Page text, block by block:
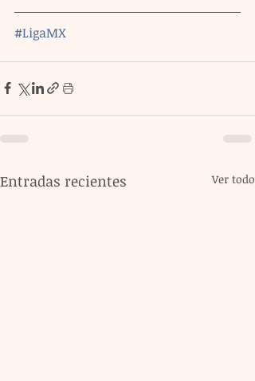
#LigaMX
Entradas recientes Ver todo